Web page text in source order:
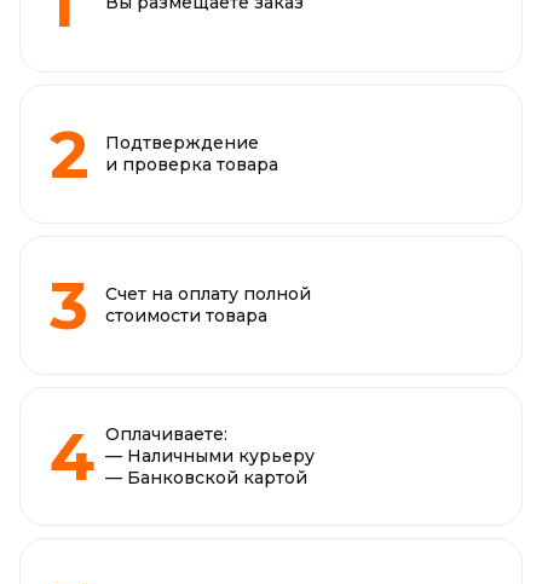
Подтверждение
и проверка товара
Счет на оплату полной
стоимости товара
Оплачиваете:
— Наличными курьеру
— Банковской картой